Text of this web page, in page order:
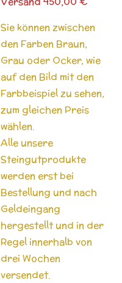
Sie können zwischen
den Farben Braun,
Grau oder Ocker, wie
auf den Bild mit den
Farbbeispiel zu sehen,
zum gleichen Preis
wählen.
Alle unsere
Steingutprodukte
werden erst bei
Bestellung und nach
Geldeingang
hergestellt und in der
Regel innerhalb von
drei Wochen
versendet.